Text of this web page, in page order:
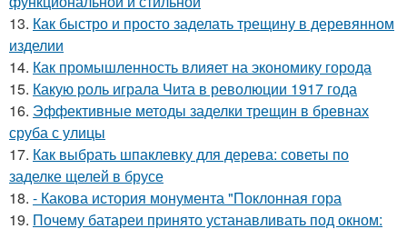
13. Как быстро и просто заделать трещину в деревянном
изделии
14. Как промышленность влияет на экономику города
15. Какую роль играла Чита в революции 1917 года
16. Эффективные методы заделки трещин в бревнах
сруба с улицы
17. Как выбрать шпаклевку для дерева: советы по
заделке щелей в брусе
18. - Какова история монумента "Поклонная гора
19. Почему батареи принято устанавливать под окном: